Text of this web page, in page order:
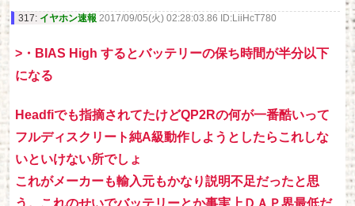
317: イヤホン速報 2017/09/05(火) 02:28:03.86 ID:LiiHcT780
>・BIAS High するとバッテリーの保ち時間が半分以下
になる
Headfiでも指摘されてたけどQP2Rの何が一番酷いって
フルディスクリート純A級動作しようとしたらこれしな
いといけない所でしょ
これがメーカーも輸入元もかなり説明不足だったと思